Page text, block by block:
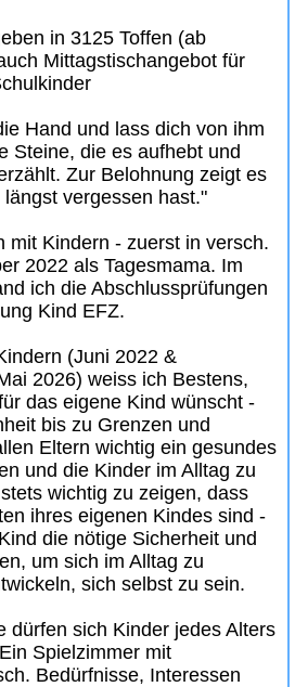
in 3125 Toffen (ab
Mittagstischangebot für
Hand und lass dich von ihm
Steine, die es aufhebt und
Zur Belohnung zeigt es
vergessen hast."
mit Kindern - zuerst in versch.
2022 als Tagesmama. Im
ich die Abschlussprüfungen
Kind EFZ.
(Juni 2022 &
2026) weiss ich Bestens,
das eigene Kind wünscht -
bis zu Grenzen und
Eltern wichtig ein gesundes
und die Kinder im Alltag zu
wichtig zu zeigen, dass
ihres eigenen Kindes sind -
die nötige Sicherheit und
um sich im Alltag zu
sich selbst zu sein.
dürfen sich Kinder jedes Alters
Spielzimmer mit
Bedürfnisse, Interessen